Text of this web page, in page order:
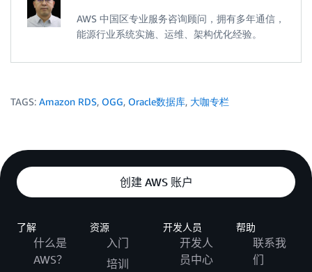
AWS 中国区专业服务咨询顾问，拥有多年通信，
能源行业系统实施、运维、架构优化经验。
TAGS: Amazon RDS, OGG, Oracle数据库, 大咖专栏
创建 AWS 账户
了解
什么是
AWS？
资源
入门
培训
开发人员
开发人
员中心
帮助
联系我
们